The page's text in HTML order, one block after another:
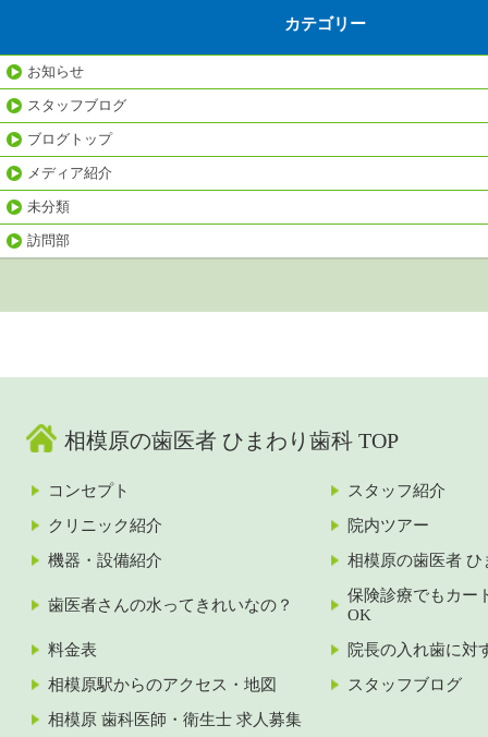
カテゴリー
お知らせ
スタッフブログ
ブログトップ
メディア紹介
未分類
訪問部
相模原の歯医者 ひまわり歯科 TOP
コンセプト
スタッフ紹介
クリニック紹介
院内ツアー
機器・設備紹介
相模原の歯医者 ひ
歯医者さんの水ってきれいなの？
保険診療でもカー
OK
料金表
院長の入れ歯に対
相模原駅からのアクセス・地図
スタッフブログ
相模原 歯科医師・衛生士 求人募集